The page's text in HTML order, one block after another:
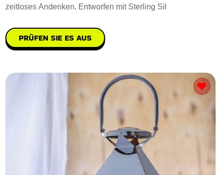
zeitloses Andenken. Entworfen mit Sterling Sil
PRÜFEN SIE ES AUS